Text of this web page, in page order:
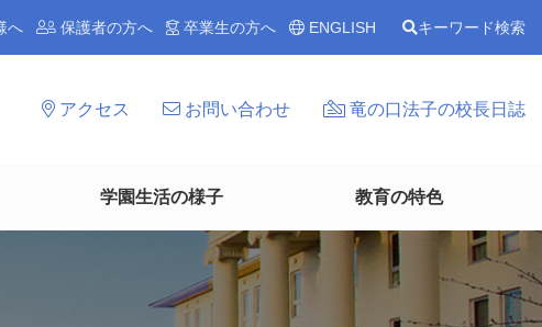
へ 保護者の方へ 卒業生の方へ ENGLISH キーワード検索
アクセス お問い合わせ 竜の口法子の校長日誌
学園生活の様子 教育の特色